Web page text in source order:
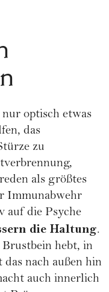
optisch etwas
das
zu
als größtes
Immunabwehr
auf die Psyche
die Haltung.
hebt, in
nach außen hin
auch innerlich